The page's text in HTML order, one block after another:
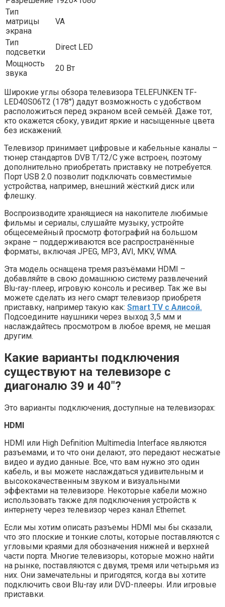
Тип
матрицы
экрана
VA
Тип
подсветки
Direct LED
Мощность
звука
20 Вт
Широкие углы обзора телевизора TELEFUNKEN TF-
LED40S06T2 (178°) дадут возможность с удобством
расположиться перед экраном всей семьёй. Даже тот,
кто окажется сбоку, увидит яркие и насыщенные цвета
без искажений.
Телевизор принимает цифровые и кабельные каналы –
тюнер стандартов DVB T/T2/C уже встроен, поэтому
дополнительно приобретать приставку не потребуется.
Порт USB 2.0 позволит подключать совместимые
устройства, например, внешний жёсткий диск или
флешку.
Воспроизводите хранящиеся на накопителе любимые
фильмы и сериалы, слушайте музыку, устройте
общесемейный просмотр фотографий на большом
экране – поддерживаются все распространённые
форматы, включая JPEG, MP3, AVI, MKV, WMA.
Эта модель оснащена тремя разъёмами HDMI –
добавляйте в свою домашнюю систему развлечений
Blu-ray-плеер, игровую консоль и ресивер. Так же вы
можете сделать из него смарт телевизор приобретя
приставку, например такую как: Smart TV c Алисой.
Подсоедините наушники через выход 3,5 мм и
наслаждайтесь просмотром в любое время, не мешая
другим.
Какие варианты подключения
существуют на телевизоре с
диагоналю 39 и 40″?
Это варианты подключения, доступные на телевизорах:
HDMI
HDMI или High Definition Multimedia Interface являются
разъемами, и то что они делают, это передают несжатые
видео и аудио данные. Все, что вам нужно это один
кабель, и вы можете наслаждаться удивительным и
высококачественным звуком и визуальными
эффектами на телевизоре. Некоторые кабели можно
использовать также для подключения устройств к
интернету через телевизор через канал Ethernet.
Если мы хотим описать разъемы HDMI мы бы сказали,
что это плоские и тонкие слоты, которые поставляются с
угловыми краями для обозначения нижней и верхней
части порта. Многие телевизоры, которые можно найти
на рынке, поставляются с двумя, тремя или четырьмя из
них. Они замечательны и пригодятся, когда вы хотите
подключить свои Blu-ray или DVD-плееры. Или игровые
приставки.